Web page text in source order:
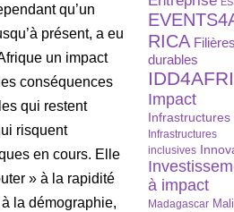
qu’un
présent, a eu
un impact
conséquences
qui restent
risquent
en cours. Elle
» à la rapidité
la démographie,
RICA
durables
Impact
Infrastructures
Infrastructures
inclusives
à impact
Madagascar Mali